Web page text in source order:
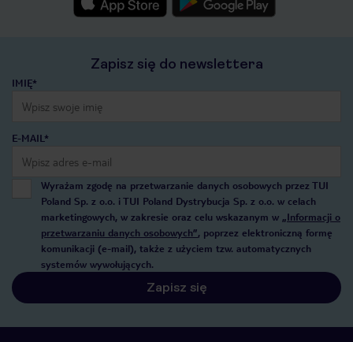
Zapisz się do newslettera
IMIĘ*
E-MAIL*
Wyrażam zgodę na przetwarzanie danych osobowych przez TUI
Poland Sp. z o.o. i TUI Poland Dystrybucja Sp. z o.o. w celach
marketingowych, w zakresie oraz celu wskazanym w „Informacji o
przetwarzaniu danych osobowych”, poprzez elektroniczną formę
komunikacji (e-mail), także z użyciem tzw. automatycznych
systemów wywołujących.
Zapisz się